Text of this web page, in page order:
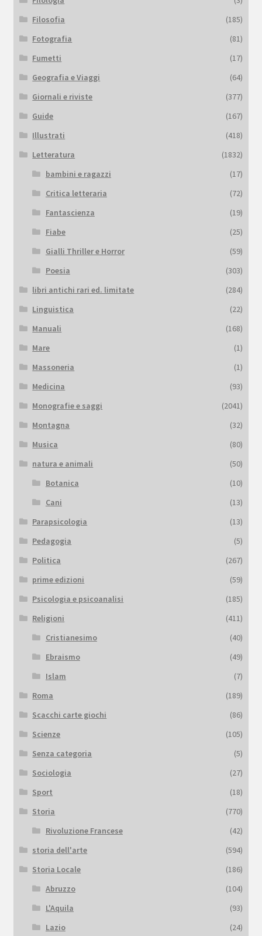
Filosofia
(185)
Fotografia
(81)
Fumetti
(17)
Geografia e Viaggi
(64)
Giornali e riviste
(377)
Guide
(167)
Illustrati
(418)
Letteratura
(1832)
bambini e ragazzi
(17)
Critica letteraria
(72)
Fantascienza
(19)
Fiabe
(25)
Gialli Thriller e Horror
(59)
Poesia
(303)
libri antichi rari ed. limitate
(284)
Linguistica
(22)
Manuali
(168)
Mare
(1)
Massoneria
(1)
Medicina
(93)
Monografie e saggi
(2041)
Montagna
(32)
Musica
(80)
natura e animali
(50)
Botanica
(10)
Cani
(13)
Parapsicologia
(13)
Pedagogia
(5)
Politica
(267)
prime edizioni
(59)
Psicologia e psicoanalisi
(185)
Religioni
(411)
Cristianesimo
(40)
Ebraismo
(49)
Islam
(7)
Roma
(189)
Scacchi carte giochi
(86)
Scienze
(105)
Senza categoria
(5)
Sociologia
(27)
Sport
(18)
Storia
(770)
Rivoluzione Francese
(42)
storia dell'arte
(594)
Storia Locale
(186)
Abruzzo
(104)
L'Aquila
(93)
Lazio
(24)